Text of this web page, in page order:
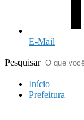
E-Mail
Pesquisar
Início
Prefeitura